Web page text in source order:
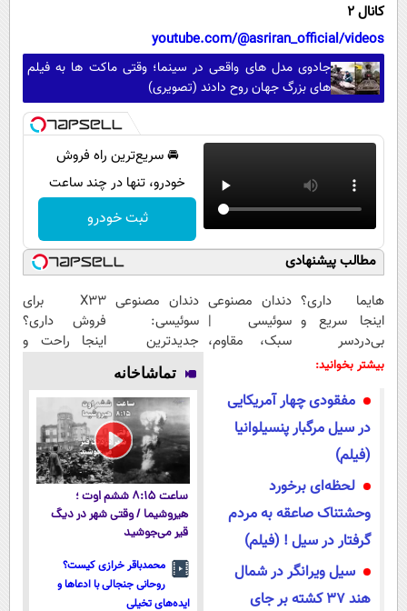
کانال 2
youtube.com/@asriran_official/videos
جادوی مدل های واقعی در سینما؛ وقتی ماکت ها به فیلم
های بزرگ جهان روح دادند (تصویری)
🚘 سریع‌ترین راه فروش
خودرو، تنها در چند ساعت
ثبت خودرو
مطالب پیشنهادی
هایما داری؟
اینجا سریع و
بی‌دردسر
می‌فروشی
دندان مصنوعی
سوئیسی |
سبک، مقاوم،
اقساطی😍
دندان مصنوعی
سوئیسی:
جدیدترین
فناوری اروپا،
سبک و مقاوم |
پرداخت قسطی
X33 برای
فروش داری؟
اینجا راحت و
بیشتر بخوانید:
مفقودی چهار آمریکایی
در سیل مرگبار پنسیلوانیا
(فیلم)
لحظه‌ای برخورد
وحشتناک صاعقه به مردم
گرفتار در سیل ! (فیلم)
سیل ویرانگر در شمال
هند ۳۷ کشته بر جای
تماشاخانه
ساعت ۸:۱۵ ششم اوت ؛
هیروشیما / وقتی شهر در دیگ
قیر می‌جوشید
محمدباقر خرازی کیست؟
روحانی جنجالی با ادعاها و
ایده‌های تخیلی